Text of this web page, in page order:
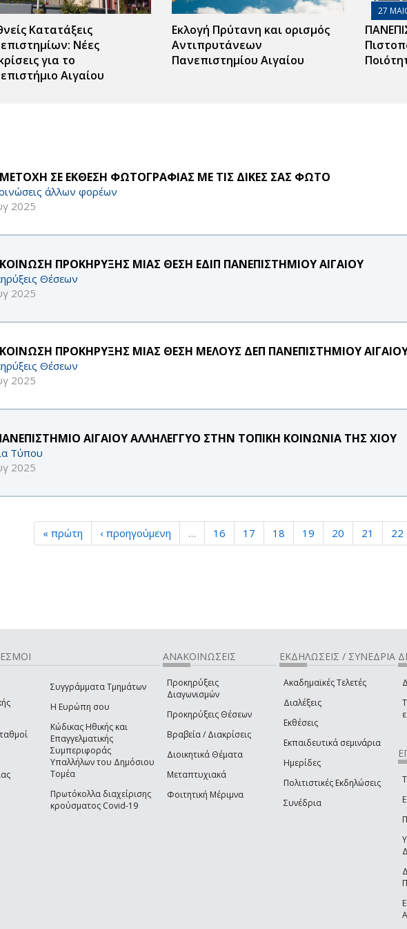
Κατατάξεις
Νέες
για το
Αιγαίου
Εκλογή Πρύτανη και ορισμός
Αντιπρυτάνεων
Πανεπιστημίου Αιγαίου
27
ΣΕ ΕΚΘΕΣΗ ΦΩΤΟΓΡΑΦΙΑΣ ΜΕ ΤΙΣ ΔΙΚΕΣ ΣΑΣ ΦΩΤΟ
άλλων φορέων
2025
ΠΡΟΚΗΡΥΞΗΣ ΜΙΑΣ ΘΕΣΗ ΕΔΙΠ ΠΑΝΕΠΙΣΤΗΜΙΟΥ ΑΙΓΑΙΟΥ
Θέσεων
2025
ΠΡΟΚΗΡΥΞΗΣ ΜΙΑΣ ΘΕΣΗ ΜΕΛΟΥΣ ΔΕΠ ΠΑΝΕΠΙΣΤΗΜΙΟΥ
Θέσεων
2025
ΑΙΓΑΙΟΥ ΑΛΛΗΛΕΓΓΥΟ ΣΤΗΝ ΤΟΠΙΚΗ ΚΟΙΝΩΝΙΑ ΤΗΣ ΧΙΟΥ
Τύπου
2025
« πρώτη ‹ προηγούμενη … 16 17 18 19 20 21 22
Συγγράμματα Τμημάτων
Η Ευρώπη σου
Κώδικας Ηθικής και
Επαγγελματικής
Συμπεριφοράς
Υπαλλήλων του Δημόσιου
Τομέα
Πρωτόκολλα διαχείρισης
κρούσματος Covid-19
ΑΝΑΚΟΙΝΩΣΕΙΣ
Προκηρύξεις
Διαγωνισμών
Προκηρύξεις Θέσεων
Βραβεία / Διακρίσεις
Διοικητικά Θέματα
Μεταπτυχιακά
Φοιτητική Μέριμνα
ΕΚΔΗΛΩΣΕΙΣ / ΣΥΝΕΔΡΙΑ
Ακαδημαϊκές Τελετές
Διαλέξεις
Εκθέσεις
Εκπαιδευτικά σεμινάρια
Ημερίδες
Πολιτιστικές Εκδηλώσεις
Συνέδρια